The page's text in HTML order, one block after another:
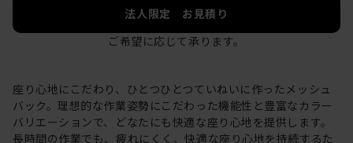
法人限定 お見積り
ご希望に応じて承ります。
座り心地にこだわり、ひとつひとつていねいに作ったメッシュ
バック。理想的な作業姿勢にこだわった機能性と豊富なカラー
バリエーションで、どなたにも快適な座り心地を提供します。
長時間の作業でも、疲れにくく、快適な座り心地を持続するた